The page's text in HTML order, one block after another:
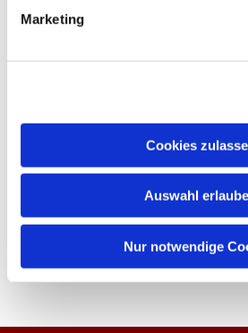
Marketing
Cookies
Auswahl
Nur notwendige